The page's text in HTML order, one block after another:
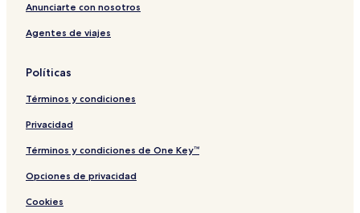
Anunciarte con nosotros
Agentes de viajes
Políticas
Términos y condiciones
Privacidad
Términos y condiciones de One Key™
Opciones de privacidad
Cookies